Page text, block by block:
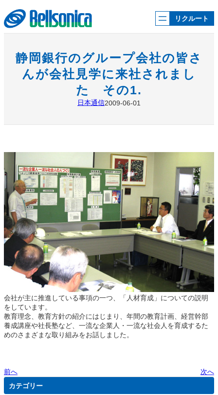
容
を
ス
リクルート
静岡銀行のグループ会社の皆さ
んが会社見学に来社されまし
た その1.
日本通信2009-06-01
会社が主に推進している事項の一つ、「人材育成」についての説明
をしています。
教育理念、教育方針の紹介にはじまり、年間の教育計画、経営幹部
養成講座や社長塾など、一流な企業人・一流な社会人を育成するた
めのさまざまな取り組みをお話しました。
前へ
次へ
カテゴリー